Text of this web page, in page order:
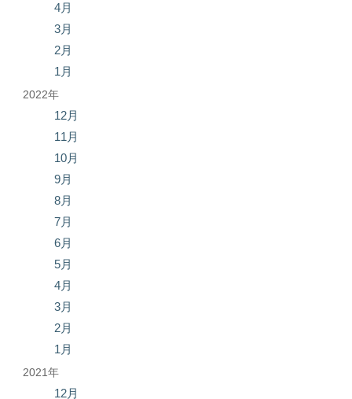
4月
3月
2月
1月
2022年
12月
11月
10月
9月
8月
7月
6月
5月
4月
3月
2月
1月
2021年
12月